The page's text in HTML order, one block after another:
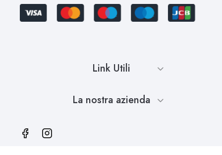
Link Utili
La nostra azienda